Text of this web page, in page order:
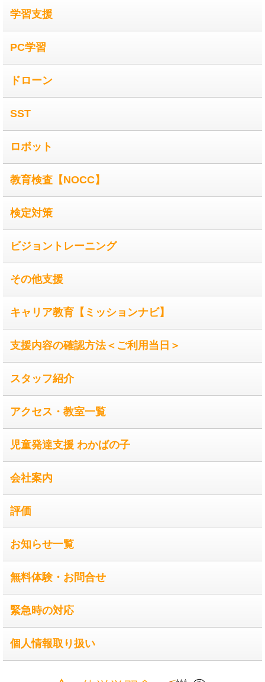
学習支援
PC学習
ドローン
SST
ロボット
教育検査【NOCC】
検定対策
ビジョントレーニング
その他支援
キャリア教育【ミッションナビ】
支援内容の確認方法＜ご利用当日＞
スタッフ紹介
アクセス・教室一覧
児童発達支援 わかばの子
会社案内
評価
お知らせ一覧
無料体験・お問合せ
緊急時の対応
個人情報取り扱い